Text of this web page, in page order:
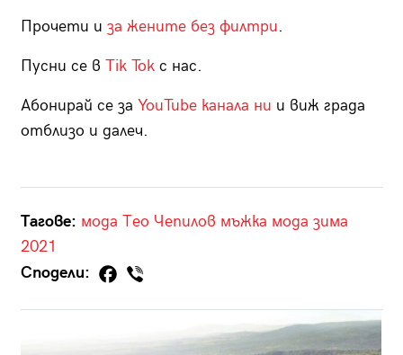
Прочети и за жените без филтри.
Пусни се в Tik Tokс нас.
Абонирай се за YouTube канала ни и виж града
отблизо и далеч.
Тагове: мода Тео Чепилов мъжка мода зима
2021
Сподели: